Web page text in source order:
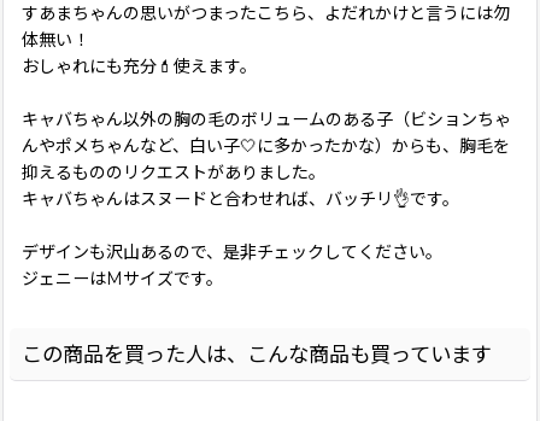
すあまちゃんの思いがつまったこちら、よだれかけと言うには勿
体無い！
おしゃれにも充分💄使えます。
キャバちゃん以外の胸の毛のボリュームのある子（ビションちゃ
んやポメちゃんなど、白い子🤍に多かったかな）からも、胸毛を
抑えるもののリクエストがありました。
キャバちゃんはスヌードと合わせれば、バッチリ👌です。
デザインも沢山あるので、是非チェックしてください。
ジェニーはMサイズです。
この商品を買った人は、こんな商品も買っています